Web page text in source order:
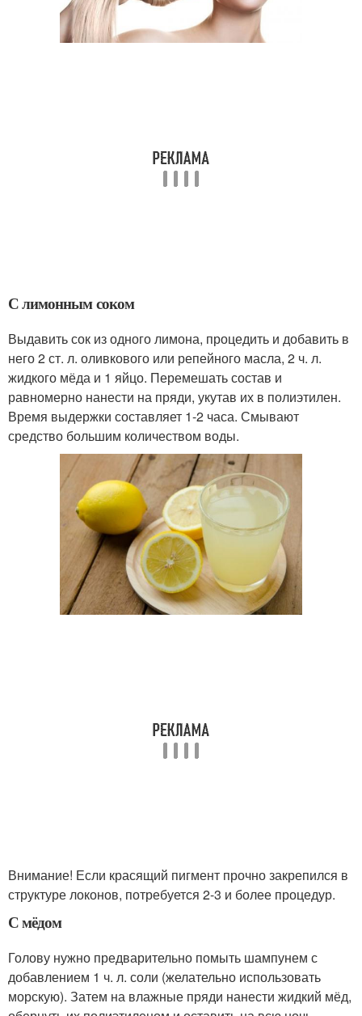
С лимонным соком
Выдавить сок из одного лимона, процедить и добавить в
него 2 ст. л. оливкового или репейного масла, 2 ч. л.
жидкого мёда и 1 яйцо. Перемешать состав и
равномерно нанести на пряди, укутав их в полиэтилен.
Время выдержки составляет 1-2 часа. Смывают
средство большим количеством воды.
Внимание! Если красящий пигмент прочно закрепился в
структуре локонов, потребуется 2-3 и более процедур.
С мёдом
Голову нужно предварительно помыть шампунем с
добавлением 1 ч. л. соли (желательно использовать
морскую). Затем на влажные пряди нанести жидкий мёд,